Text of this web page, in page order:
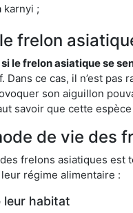
karnyi ;
frelon
si le frelon asiatique se
Dans ce cas, il n’est
son aiguillon
savoir que cette
de vie des
frelons asiatiques
régime alimentaire :
leur habitat